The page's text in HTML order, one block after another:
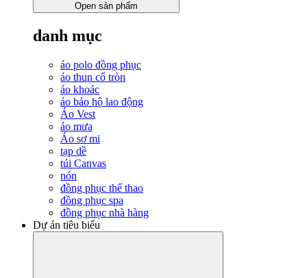
Open sản phẩm
danh mục
áo polo đồng phục
áo thun cổ tròn
áo khoác
áo bảo hộ lao động
Áo Vest
áo mưa
Áo sơ mi
tạp dề
túi Canvas
nón
đồng phục thể thao
đồng phục spa
đồng phục nhà hàng
Dự án tiêu biểu